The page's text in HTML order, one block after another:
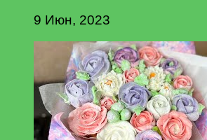
9 Июн, 2023